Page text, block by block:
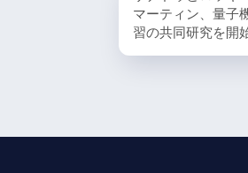
マーティン、量子
習の共同研究を開